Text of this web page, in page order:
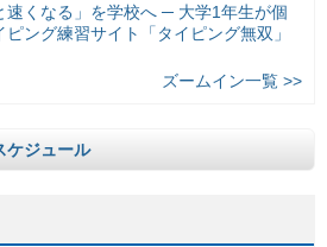
速くなる」を学校へ ─ 大学1年生が個
ング練習サイト「タイピング無双」
ズームイン一覧 >>
ケジュール